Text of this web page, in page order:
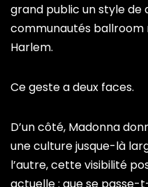
grand public un style de
communautés ballroom
Harlem.
Ce geste a deux faces.
D’un côté, Madonna
une culture jusque-là
l’autre, cette visibilité
actuelle : que se passe-